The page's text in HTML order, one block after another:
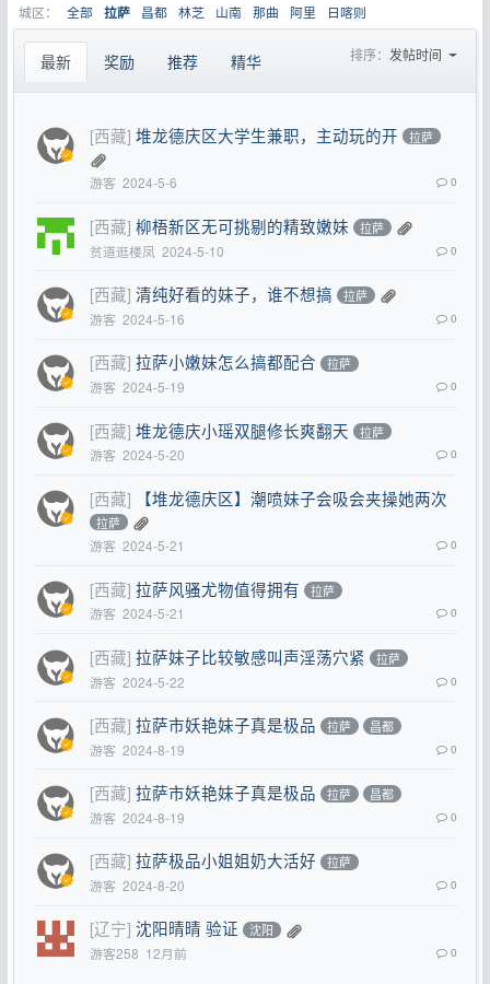
城区： 全部 拉萨 昌都 林芝 山南 那曲 阿里 日喀则
最新 奖励 推荐 精华 排序： 发帖时间
[西藏] 堆龙德庆区大学生兼职，主动玩的开 拉萨
游客 2024-5-6 0
[西藏] 柳梧新区无可挑剔的精致嫩妹 拉萨
贫道逛楼凤 2024-5-10 0
[西藏] 清纯好看的妹子，谁不想搞 拉萨
游客 2024-5-16 0
[西藏] 拉萨小嫩妹怎么搞都配合 拉萨
游客 2024-5-19 0
[西藏] 堆龙德庆小瑶双腿修长爽翻天 拉萨
游客 2024-5-20 0
[西藏] 【堆龙德庆区】潮喷妹子会吸会夹操她两次
拉萨
游客 2024-5-21 0
[西藏] 拉萨风骚尤物值得拥有 拉萨
游客 2024-5-21 0
[西藏] 拉萨妹子比较敏感叫声淫荡穴紧 拉萨
游客 2024-5-22 0
[西藏] 拉萨市妖艳妹子真是极品 拉萨 昌都
游客 2024-8-19 0
[西藏] 拉萨市妖艳妹子真是极品 拉萨 昌都
游客 2024-8-19 0
[西藏] 拉萨极品小姐姐奶大活好 拉萨
游客 2024-8-20 0
[辽宁] 沈阳晴晴 验证 沈阳
游客258 12月前 0